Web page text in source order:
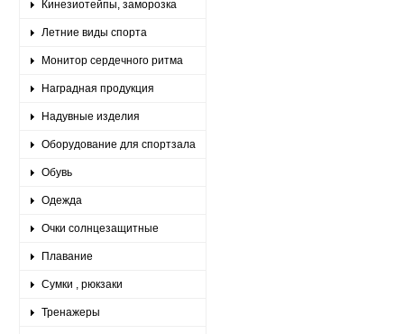
Кинезиотейпы, заморозка
Летние виды спорта
Монитор сердечного ритма
Наградная продукция
Надувные изделия
Оборудование для спортзала
Обувь
Одежда
Очки солнцезащитные
Плавание
Сумки , рюкзаки
Тренажеры